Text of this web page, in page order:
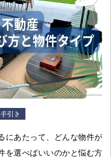
引き
にあたって、どんな物件が
を選べばいいのかと悩む方